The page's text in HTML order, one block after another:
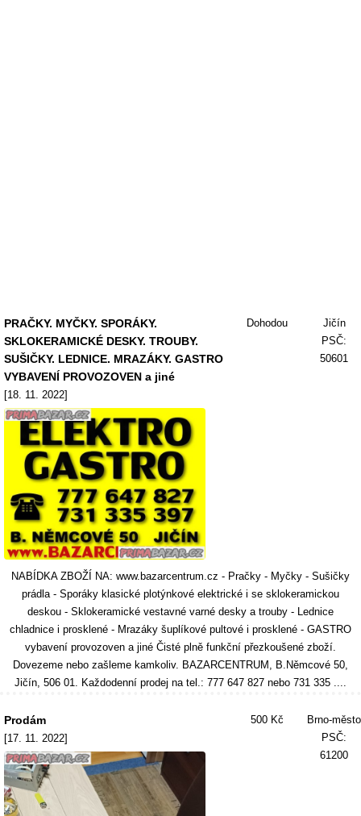
PRAČKY. MYČKY. SPORÁKY.
SKLOKERAMICKÉ DESKY. TROUBY.
SUŠIČKY. LEDNICE. MRAZÁKY. GASTRO
VYBAVENÍ PROVOZOVEN a jiné
[18. 11. 2022]
Dohodou
Jičín
PSČ:
50601
NABÍDKA ZBOŽÍ NA: www.bazarcentrum.cz - Pračky - Myčky - Sušičky
prádla - Sporáky klasické plotýnkové elektrické i se sklokeramickou
deskou - Sklokeramické vestavné varné desky a trouby - Lednice
chladnice i prosklené - Mrazáky šuplíkové pultové i prosklené - GASTRO
vybavení provozoven a jiné Čisté plně funkční přezkoušené zboží.
Dovezeme nebo zašleme kamkoliv. BAZARCENTRUM, B.Němcové 50,
Jičín, 506 01. Každodenní prodej na tel.: 777 647 827 nebo 731 335 ....
Prodám
[17. 11. 2022]
500 Kč
Brno-město
PSČ:
61200